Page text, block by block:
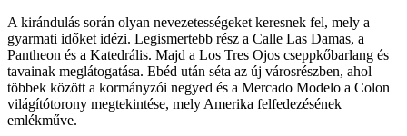
A kirándulás során olyan nevezetességeket keresnek fel, mely a
gyarmati időket idézi. Legismertebb rész a Calle Las Damas, a
Pantheon és a Katedrális. Majd a Los Tres Ojos cseppkőbarlang és
tavainak meglátogatása. Ebéd után séta az új városrészben, ahol
többek között a kormányzói negyed és a Mercado Modelo a Colon
világítótorony megtekintése, mely Amerika felfedezésének
emlékműve.